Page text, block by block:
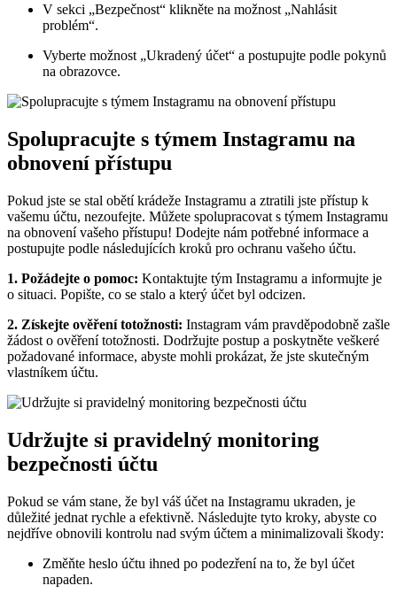
V sekci „Bezpečnost“ klikněte na možnost „Nahlásit
problém“.
Vyberte možnost „Ukradený účet“ a postupujte podle pokynů
na obrazovce.
Spolupracujte s týmem Instagramu na
obnovení přístupu
Pokud jste se stal obětí krádeže Instagramu a ztratili jste přístup k
vašemu účtu, nezoufejte. Můžete spolupracovat s týmem Instagramu
na obnovení vašeho přístupu! Dodejte nám potřebné informace a
postupujte podle následujících kroků pro ochranu vašeho účtu.
1. Požádejte o pomoc: Kontaktujte tým Instagramu a informujte je
o situaci. Popište, co se stalo a který účet byl odcizen.
2. Získejte ověření totožnosti: Instagram vám pravděpodobně zašle
žádost o ověření totožnosti. Dodržujte postup a poskytněte veškeré
požadované informace, abyste mohli prokázat, že jste skutečným
vlastníkem účtu.
Udržujte si pravidelný monitoring
bezpečnosti účtu
Pokud se vám stane, že byl váš účet na Instagramu ukraden, je
důležité jednat rychle a efektivně. Následujte tyto kroky, abyste co
nejdříve obnovili kontrolu nad svým účtem a minimalizovali škody:
Změňte heslo účtu ihned po podezření na to, že byl účet
napaden.